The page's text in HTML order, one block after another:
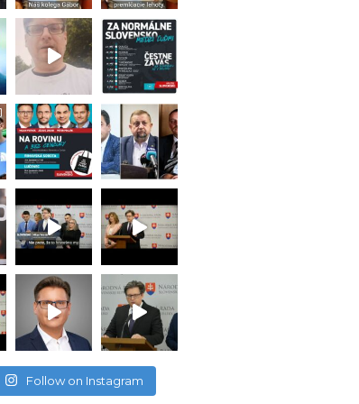
Follow on Instagram